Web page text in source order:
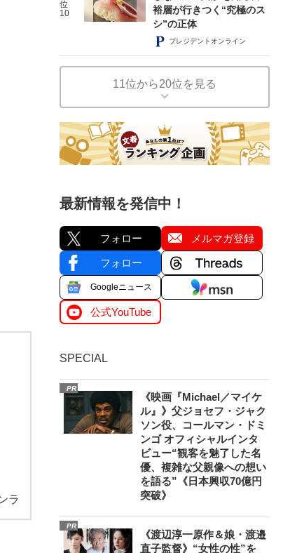
ラ
位
10
裕層が行きつく“究極のス
シ”の正体
プレジデントオンライン
11位から20位を見る
最新情報を発信中！
フォロー メルマガ登録
フォロー
Googleニュース
公式YouTube
SPECIAL
PR
《映画『Michael／マイケ
ル』》父ジョセフ・ジャク
ソン役、コールマン・ドミ
ンゴ オフィシャルインタ
ビュー“観客を魅了した名
優、複雑な父親像への想い
を語る”《日本興収70億円
突破》
PR
《渡辺淳一原作＆娘・渡邉
直子監督》“女性の性”を